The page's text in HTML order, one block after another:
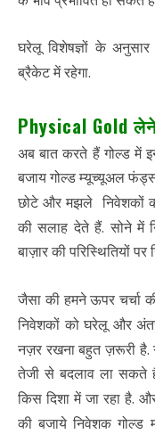
घरेलू विशेषज्ञों के
ब्रैकेट में रहेगा.
Physical Gold
अब बात करते हैं गोल्ड में
बजाय गोल्ड म्यूच्यूअल
छोटे और मझले निवेशकों
की सलाह देते हैं. सोने में
बाज़ार की परिस्थितियों पर
जैसा की हमने ऊपर चर्चा
निवेशकों को घरेलू और
नज़र रखना बहुत ज़रूरी है.
तेजी से बदलाव ला सकते
किस दिशा में जा रहा है.
की बजाये निवेशक गोल्ड